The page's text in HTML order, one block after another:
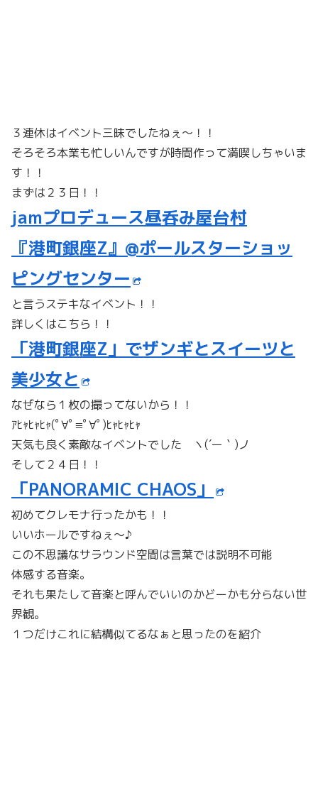
３連休はイベント三昧でしたねぇ～！！
そろそろ本業も忙しいんですが時間作って満喫しちゃいま
す！！
まずは２３日！！
jamプロデュース昼呑み屋台村
『港町銀座Z』@ポールスターショッ
ピングセンター
と言うステキなイベント！！
詳しくはこちら！！
「港町銀座Z」でザンギとスイーツと
美少女と
なぜなら１枚の撮ってないから！！
ｱﾋｬﾋｬﾋｬ(ﾟ∀ﾟ≡ﾟ∀ﾟ)ﾋｬﾋｬﾋｬ
天気も良く素敵なイベントでした ヽ(´ー｀)ノ
そして２４日！！
「PANORAMIC CHAOS」
初めてクレモナ行ったかも！！
いいホールですねぇ～♪
この不思議なサラウンド空間は言葉では説明不可能
体感する音楽。
それも果たして音楽と呼んでいいのかどーかも分らない世
界観。
１つだけこれに結構似てるなぁと思ったのを紹介